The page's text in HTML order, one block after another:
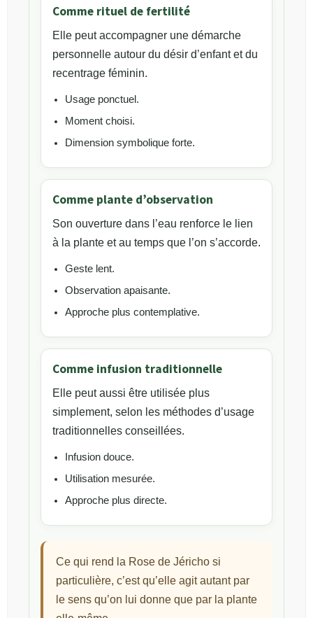
Comme rituel de fertilité
Elle peut accompagner une démarche
personnelle autour du désir d’enfant et du
recentrage féminin.
Usage ponctuel.
Moment choisi.
Dimension symbolique forte.
Comme plante d’observation
Son ouverture dans l’eau renforce le lien
à la plante et au temps que l’on s’accorde.
Geste lent.
Observation apaisante.
Approche plus contemplative.
Comme infusion traditionnelle
Elle peut aussi être utilisée plus
simplement, selon les méthodes d’usage
traditionnelles conseillées.
Infusion douce.
Utilisation mesurée.
Approche plus directe.
Ce qui rend la Rose de Jéricho si
particulière, c’est qu’elle agit autant par
le sens qu’on lui donne que par la plante